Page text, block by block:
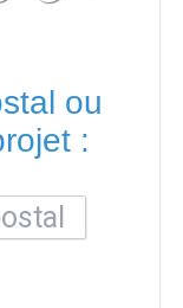
ou
: